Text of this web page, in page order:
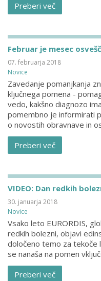
Preberi več
Februar je mesec
07. februarja 2018
Novice
Zavedanje pomanjkanja
ključnega pomena -
vedo, kakšno diagnozo
pomembno je informirati
o novostih obravnave in
Preberi več
VIDEO: Dan redkih
30. januarja 2018
Novice
Vsako leto EURORDIS,
redkih bolezni, objavi
določeno temo za
se nanaša na pomen
Preberi več